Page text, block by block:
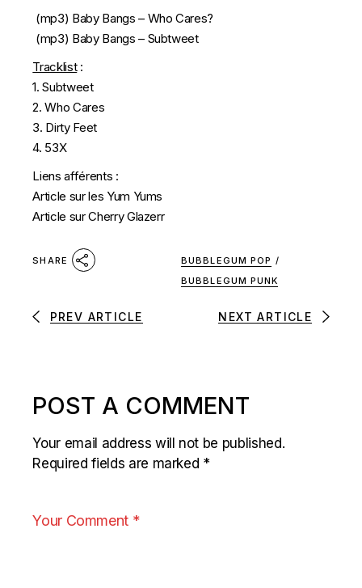
(mp3) Baby Bangs – Who Cares?
(mp3) Baby Bangs – Subtweet
Tracklist:
1. Subtweet
2. Who Cares
3. Dirty Feet
4. 53X
Liens afférents :
Article sur les Yum Yums
Article sur Cherry Glazerr
SHARE BUBBLEGUM POP /
BUBBLEGUM PUNK
PREV ARTICLE NEXT ARTICLE
POST A COMMENT
Your email address will not be published.
Required fields are marked *